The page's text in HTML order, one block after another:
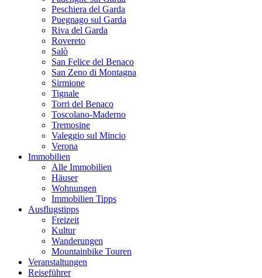
Peschiera del Garda
Puegnago sul Garda
Riva del Garda
Rovereto
Salò
San Felice del Benaco
San Zeno di Montagna
Sirmione
Tignale
Torri del Benaco
Toscolano-Maderno
Tremosine
Valeggio sul Mincio
Verona
Immobilien
Alle Immobilien
Häuser
Wohnungen
Immobilien Tipps
Ausflugstipps
Freizeit
Kultur
Wanderungen
Mountainbike Touren
Veranstaltungen
Reiseführer